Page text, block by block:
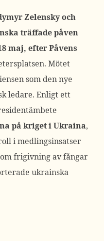
Zelensky och
träffade påven
maj, efter Påvens
Mötet
som den nye
ledare. Enligt ett
på kriget i Ukraina,
i medlingsinsatser
frigivning av fångar
ukrainska